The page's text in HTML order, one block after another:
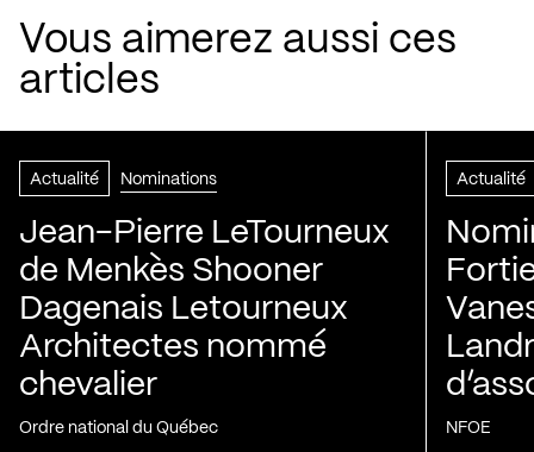
Vous aimerez aussi ces
articles
Actualité Nominations
Jean-Pierre LeTourneux
de Menkès Shooner
Dagenais Letourneux
Architectes nommé
chevalier
Ordre national du Québec
Actualité
NFOE